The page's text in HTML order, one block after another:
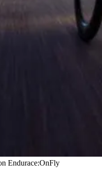
Endurace:OnFly